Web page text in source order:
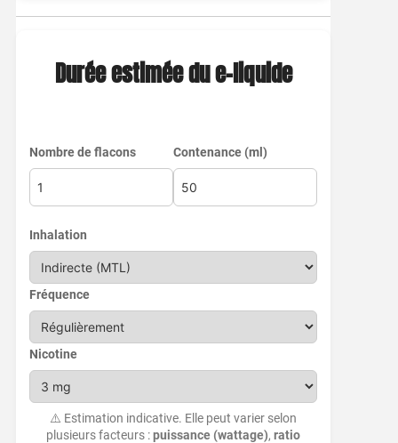
Durée estimée du e-liquide
Nombre de flacons Contenance (ml)
Inhalation
Fréquence
Nicotine
⚠️ Estimation indicative. Elle peut varier selon
plusieurs facteurs :puissance (wattage),ratio